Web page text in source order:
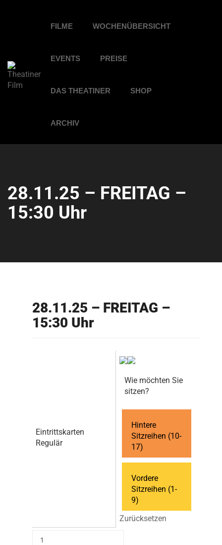
FILME WOCHENÜBERSICHT
EVENTS PREISE
DAS THEATINER SHOP
ARCHIV
28.11.25 – FREITAG –
15:30 Uhr
28.11.25 – FREITAG –
15:30 Uhr
Eintrittskarten
Regulär
Wie möchten Sie
sitzen?
Hintere
Sitzreihen (10-
17)
Vordere
Sitzreihen (1-
9)
Zurücksetzen